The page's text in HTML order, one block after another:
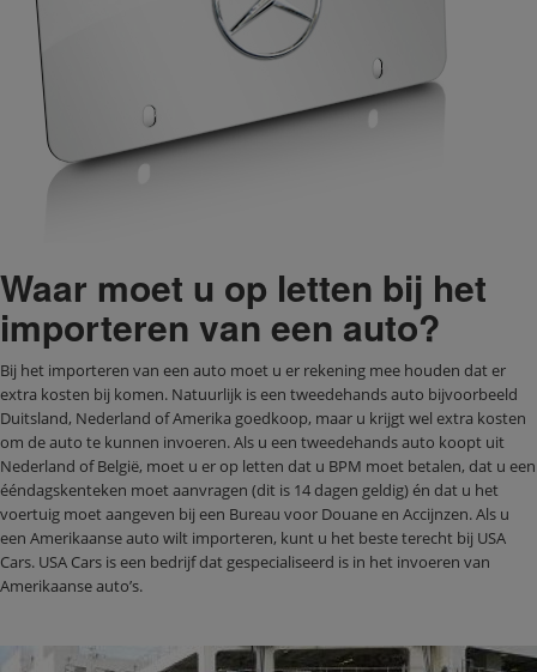
Waar moet u op letten bij het
importeren van een auto?
Bij het importeren van een auto moet u er rekening mee houden dat er
extra kosten bij komen. Natuurlijk is een tweedehands auto bijvoorbeeld
Duitsland, Nederland of Amerika goedkoop, maar u krijgt wel extra kosten
om de auto te kunnen invoeren. Als u een tweedehands auto koopt uit
Nederland of België, moet u er op letten dat u BPM moet betalen, dat u een
ééndagskenteken moet aanvragen (dit is 14 dagen geldig) én dat u het
voertuig moet aangeven bij een Bureau voor Douane en Accijnzen. Als u
een Amerikaanse auto wilt importeren, kunt u het beste terecht bij USA
Cars. USA Cars is een bedrijf dat gespecialiseerd is in het invoeren van
Amerikaanse auto’s.